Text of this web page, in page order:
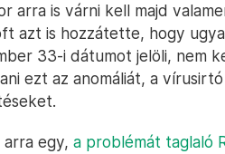
arra is várni kell majd
azt is hozzátette, hogy
33-i dátumot jelöli, nem
ezt az anomáliát, a
egy, a problémát taglaló